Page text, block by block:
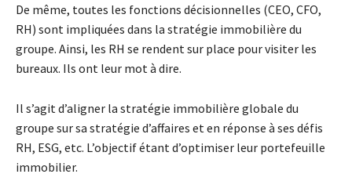
De même, toutes les fonctions décisionnelles (CEO, CFO,
RH) sont impliquées dans la stratégie immobilière du
groupe. Ainsi, les RH se rendent sur place pour visiter les
bureaux. Ils ont leur mot à dire.
Il s’agit d’aligner la stratégie immobilière globale du
groupe sur sa stratégie d’affaires et en réponse à ses défis
RH, ESG, etc. L’objectif étant d’optimiser leur portefeuille
immobilier.